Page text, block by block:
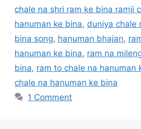
chale na shri ram ke bina ramji
hanuman ke bina, duniya chale
bina song, hanuman bhajan,
hanuman ke bina, ram na
bina, ram to chale na hanuman
chale na hanuman ke bina
1 Comment